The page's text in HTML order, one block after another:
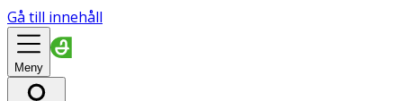
Gå till innehåll
Meny